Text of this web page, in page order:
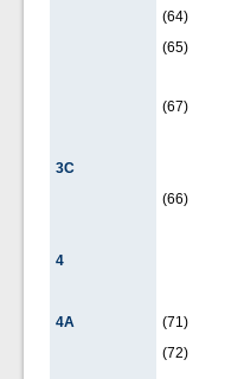
(64)
(65)
(67)
3C
(66)
4
4A (71)
(72)